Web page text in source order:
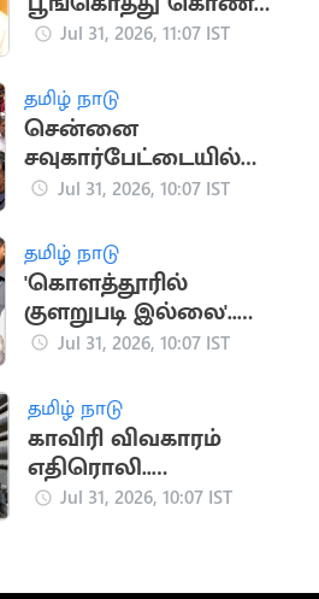
வந்த மோப்ப நாய்
Jul 31, 2026, 11:07 IST
தமிழ் நாடு
சென்னை
சவுகார்பேட்டையில்
வடமாநில
போராட்டம்
Jul 31, 2026, 10:07 IST
தமிழ் நாடு
'கொளத்தூரில்
குளறுபடி இல்லை'..
தேர்தல் ஆணையம்
Jul 31, 2026, 10:07 IST
தமிழ் நாடு
காவிரி விவகாரம்
எதிரொலி..
கர்நாடகாவில் பந்த்
Jul 31, 2026, 10:07 IST